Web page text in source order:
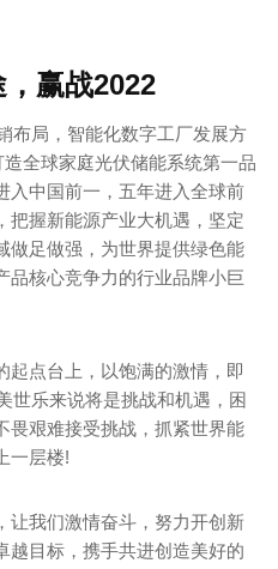
赢战2022
布局，智能化数字工厂发展方
全球家庭光伏储能系统第一品
入中国前一，五年进入全球前
把握新能源产业大机遇，坚定
做足做强，为世界提供绿色能
品核心竞争力的行业品牌小巨
起点台上，以饱满的激情，即
世乐来说将是挑战和机遇，困
畏艰难接受挑战，抓紧世界能
一层楼!
让我们激情奋斗，努力开创新
越目标，携手共进创造美好的